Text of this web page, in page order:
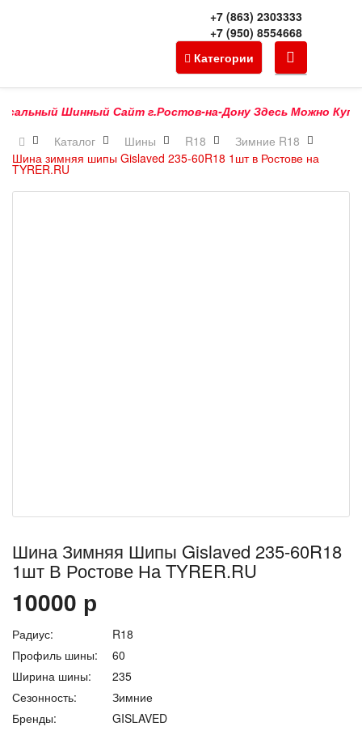
+7 (863) 2303333
+7 (950) 8554668
Категории
Шинный Сайт г.Ростов-на-Дону Здесь Можно
Каталог
Шины R18
Зимние R18
Шина зимняя шипы Gislaved 235-60R18 1шт в Ростове на
TYRER.RU
Шина Зимняя Шипы Gislaved 235-60R18
1шт В Ростове На TYRER.RU
10000 р
Радиус:
R18
Профиль шины:
60
Ширина шины:
235
Сезонность:
Зимние
Бренды:
GISLAVED